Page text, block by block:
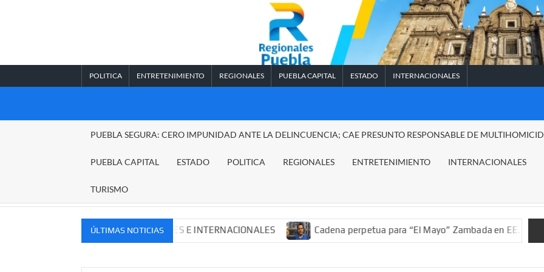
POLITICA ENTRETENIMIENTO REGIONALES PUEBLA CAPITAL ESTADO INTERNACIONALES
REGIONALES
PUEBLA SEGURA: CERO IMPUNIDAD ANTE LA DELINCUENCIA; CAE PRESUNTO RESPONSABLE DE
PUEBLA CAPITAL ESTADO POLITICA REGIONALES ENTRETENIMIENTO INTERNACIONALES
TURISMO
ÚLTIMAS NOTICIAS
MERCADOS NACIONALES E INTERNACIONALES Cadena perpetua para “El Mayo” Zambada en EE.UU.; ordenan